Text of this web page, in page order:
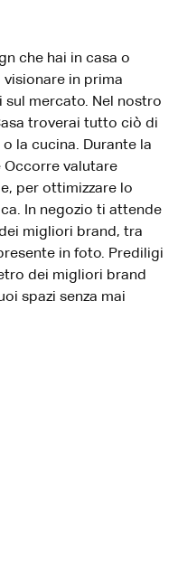
che hai in casa o
in prima
sul mercato. Nel nostro
troverai tutto ciò di
la cucina. Durante la
valutare
per ottimizzare lo
In negozio ti attende
migliori brand, tra
in foto. Prediligi
dei migliori brand
spazi senza mai